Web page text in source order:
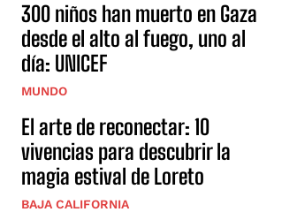
300 niños han muerto en Gaza
desde el alto al fuego, uno al
día: UNICEF
MUNDO
El arte de reconectar: 10
vivencias para descubrir la
magia estival de Loreto
BAJA CALIFORNIA